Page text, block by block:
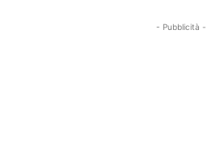
- Pubblicità -